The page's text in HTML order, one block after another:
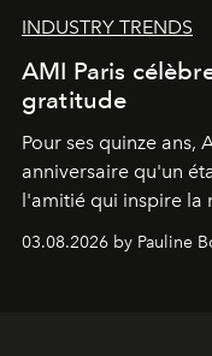
INDUSTRY TRENDS
AMI Paris
gratitude
Pour ses quinze ans,
anniversaire qu'un
l'amitié qui inspire la
03.08.2026 by Pauline